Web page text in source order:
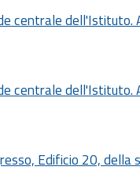
centrale dell'Istituto.
centrale
Edificio 20,